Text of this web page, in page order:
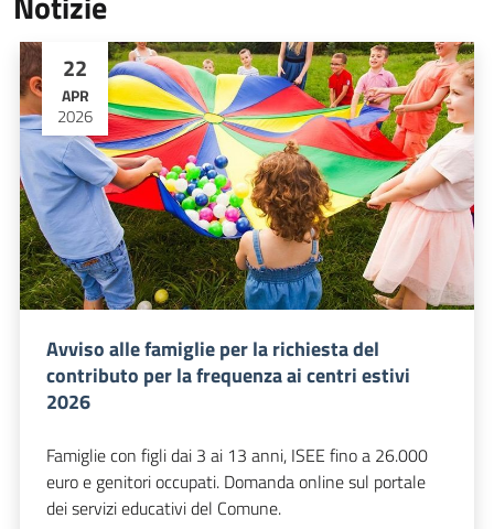
22
APR
2026
Avviso alle famiglie per la richiesta del
contributo per la frequenza ai centri estivi
2026
Famiglie con figli dai 3 ai 13 anni, ISEE fino a 26.000
euro e genitori occupati. Domanda online sul portale
dei servizi educativi del Comune.